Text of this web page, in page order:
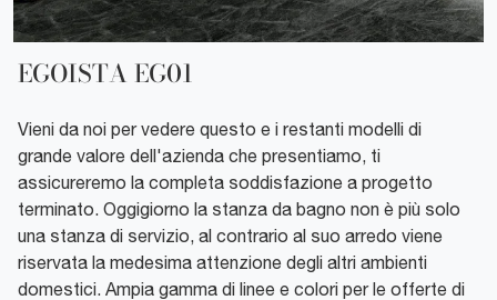
EGOISTA EG01
Vieni da noi per vedere questo e i restanti modelli di
grande valore dell'azienda che presentiamo, ti
assicureremo la completa soddisfazione a progetto
terminato. Oggigiorno la stanza da bagno non è più solo
una stanza di servizio, al contrario al suo arredo viene
riservata la medesima attenzione degli altri ambienti
domestici. Ampia gamma di linee e colori per le offerte di